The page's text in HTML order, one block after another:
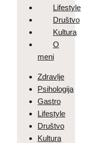
Lifestyle
Društvo
Kultura
O
meni
Zdravlje
Psihologija
Gastro
Lifestyle
Društvo
Kultura